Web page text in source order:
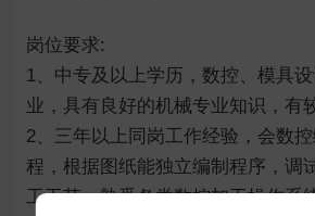
岗位要求:
1、中专及以上学历，数控、模具
业，具有良好的机械专业知识，有
2、三年以上同岗工作经验，会数
程，根据图纸能独立编制程序，调
工工艺，熟悉各类数控加工操作系